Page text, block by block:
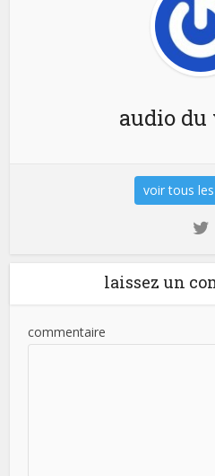
audio
voir tous
laissez un
commentaire